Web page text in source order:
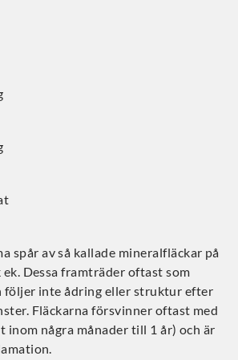
spår av så kallade mineralfläckar på
Dessa framträder oftast som
följer inte ådring eller struktur efter
Fläckarna försvinner oftast med
några månader till 1 år) och är